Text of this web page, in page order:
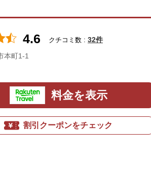
4.6 クチコミ数 : 32件
本町1-1
料金を表示
割引クーポンをチェック